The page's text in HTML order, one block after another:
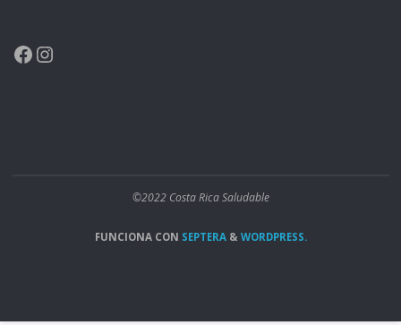
Facebook
Instagram
©2022 Costa Rica Saludable
FUNCIONA CON SEPTERA& WORDPRESS.